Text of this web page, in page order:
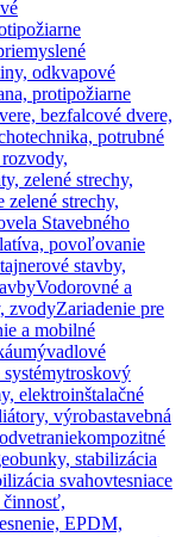
odkvapové
protipožiarne
bezfalcové dvere,
potrubné
zelené strechy,
zelené strechy,
Stavebného
povoľovanie
stavby,
Vodorovné a
zvodyZariadenie pre
a mobilné
umývadlové
troskový
elektroinštalačné
výrobastavebná
kompozitné
stabilizácia
svahovtesniace
činnosť,
EPDM,